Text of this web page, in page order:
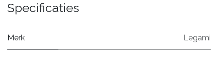
Specificaties
Merk Legami